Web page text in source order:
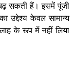
सकती हैं। इसमें पूंजी
उद्देश्य केवल सामान्य
के रूप में नहीं लिया